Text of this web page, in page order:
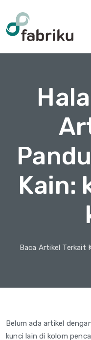
Kain:
Baca Artikel Terkait
Belum ada artikel
kunci lain di kolom